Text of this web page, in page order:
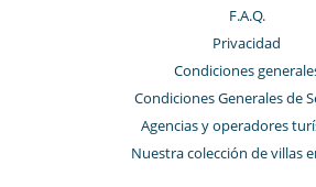
F.A.Q.
Privacidad
Condiciones
Condiciones Generales de
Agencias y operadores
Nuestra colección de villas